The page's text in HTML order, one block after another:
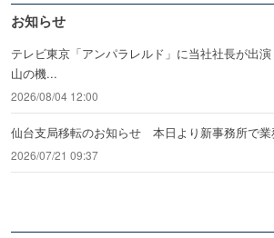
お知らせ
テレビ東京「アンパラレルド」に当社社長が出
山の機...
2026/08/04 12:00
仙台支局移転のお知らせ 本日より新事務所で業
2026/07/21 09:37